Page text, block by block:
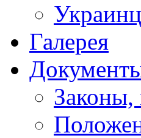
Галерея
Законы,